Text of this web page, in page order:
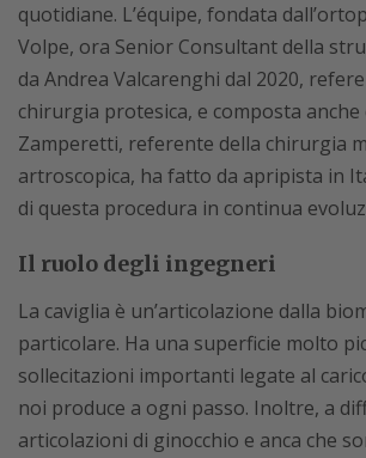
quotidiane. L’équipe, fondata
Volpe, ora Senior Consultant della
da Andrea Valcarenghi dal 2020,
chirurgia protesica, e composta anche
Zamperetti, referente della chirurgia
artroscopica, ha fatto da apripista in
di questa procedura in continua
Il ruolo degli ingegneri
La caviglia è un’articolazione dalla
particolare. Ha una superficie molto
sollecitazioni importanti legate al
noi produce a ogni passo. Inoltre, a
articolazioni di ginocchio e anca che